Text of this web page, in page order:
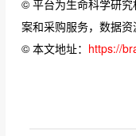
© 平台为生命科学研
案和采购服务，数据资
© 本文地址： https://